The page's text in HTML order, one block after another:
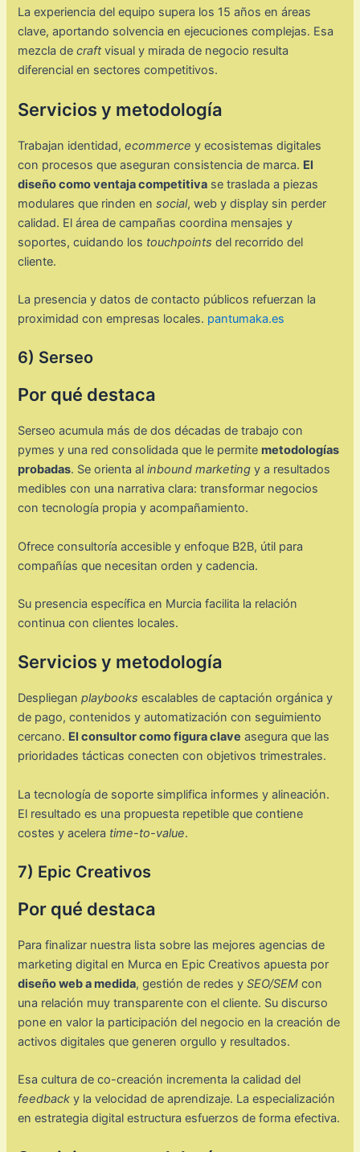
La experiencia del equipo supera los 15 años en áreas
clave, aportando solvencia en ejecuciones complejas. Esa
mezcla decraftvisual y mirada de negocio resulta
diferencial en sectores competitivos.
Servicios y metodología
Trabajan identidad,ecommerce y ecosistemas digitales
con procesos que aseguran consistencia de marca. El
diseño como ventaja competitiva se traslada a piezas
modulares que rinden ensocial, web y display sin perder
calidad. El área de campañas coordina mensajes y
soportes, cuidando los touchpoints del recorrido del
cliente.
La presencia y datos de contacto públicos refuerzan la
proximidad con empresas locales. pantumaka.es
6) Serseo
Por qué destaca
Serseo acumula más de dos décadas de trabajo con
pymes y una red consolidada que le permite metodologías
probadas. Se orienta alinbound marketing y a resultados
medibles con una narrativa clara: transformar negocios
con tecnología propia y acompañamiento.
Ofrece consultoría accesible y enfoque B2B, útil para
compañías que necesitan orden y cadencia.
Su presencia específica en Murcia facilita la relación
continua con clientes locales.
Servicios y metodología
Desplieganplaybooks escalables de captación orgánica y
de pago, contenidos y automatización con seguimiento
cercano. El consultor como figura clave asegura que las
prioridades tácticas conecten con objetivos trimestrales.
La tecnología de soporte simplifica informes y alineación.
El resultado es una propuesta repetible que contiene
costes y acelera time-to-value.
7) Epic Creativos
Por qué destaca
Para finalizar nuestra lista sobre las mejores agencias de
marketing digital en Murca en Epic Creativos apuesta por
diseño web a medida, gestión de redes ySEO/SEM con
una relación muy transparente con el cliente. Su discurso
pone en valor la participación del negocio en la creación de
activos digitales que generen orgullo y resultados.
Esa cultura de co-creación incrementa la calidad del
feedback y la velocidad de aprendizaje. La especialización
en estrategia digital estructura esfuerzos de forma efectiva.